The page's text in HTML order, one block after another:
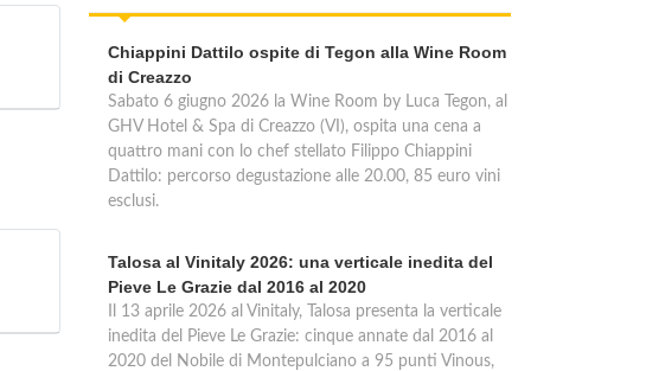
Chiappini Dattilo ospite di Tegon alla Wine Room
di Creazzo
Sabato 6 giugno 2026 la Wine Room by Luca Tegon, al
GHV Hotel & Spa di Creazzo (VI), ospita una cena a
quattro mani con lo chef stellato Filippo Chiappini
Dattilo: percorso degustazione alle 20.00, 85 euro vini
esclusi.
Talosa al Vinitaly 2026: una verticale inedita del
Pieve Le Grazie dal 2016 al 2020
Il 13 aprile 2026 al Vinitaly, Talosa presenta la verticale
inedita del Pieve Le Grazie: cinque annate dal 2016 al
2020 del Nobile di Montepulciano a 95 punti Vinous,